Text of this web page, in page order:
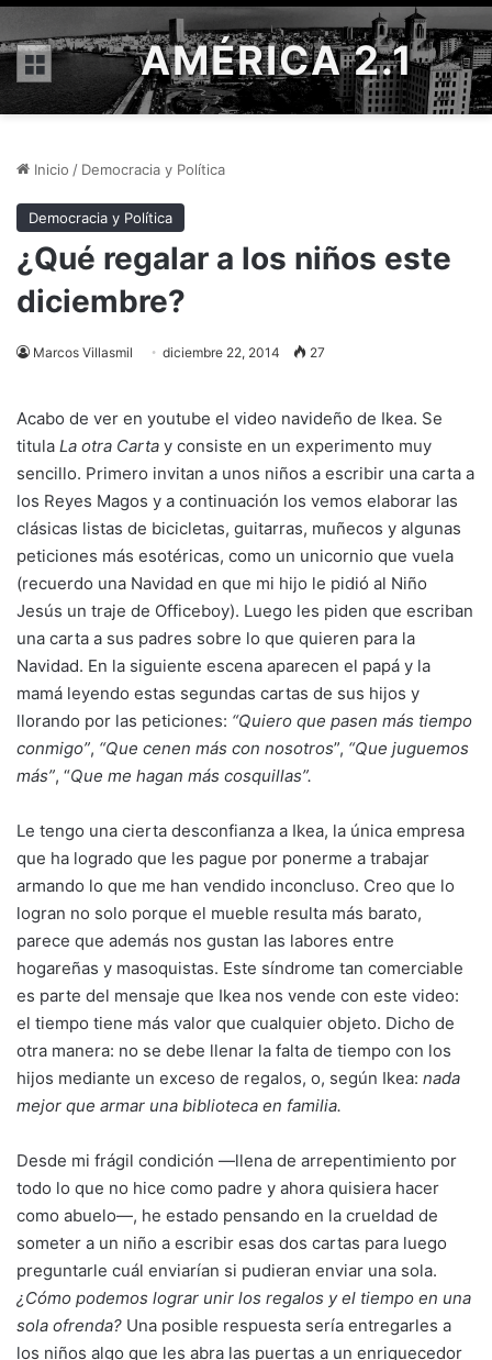
Menú AMÉRICA 2.1
Inicio / Democracia y Política
Democracia y Política
¿Qué regalar a los niños este
diciembre?
Marcos Villasmil diciembre 22, 2014 27
Acabo de ver en youtube el video navideño de Ikea. Se
titula La otra Carta y consiste en un experimento muy
sencillo. Primero invitan a unos niños a escribir una carta a
los Reyes Magos y a continuación los vemos elaborar las
clásicas listas de bicicletas, guitarras, muñecos y algunas
peticiones más esotéricas, como un unicornio que vuela
(recuerdo una Navidad en que mi hijo le pidió al Niño
Jesús un traje de Officeboy). Luego les piden que escriban
una carta a sus padres sobre lo que quieren para la
Navidad. En la siguiente escena aparecen el papá y la
mamá leyendo estas segundas cartas de sus hijos y
llorando por las peticiones: “Quiero que pasen más tiempo
conmigo”, “Que cenen más con nosotros”, “Que juguemos
más”, “Que me hagan más cosquillas”.
Le tengo una cierta desconfianza a Ikea, la única empresa
que ha logrado que les pague por ponerme a trabajar
armando lo que me han vendido inconcluso. Creo que lo
logran no solo porque el mueble resulta más barato,
parece que además nos gustan las labores entre
hogareñas y masoquistas. Este síndrome tan comerciable
es parte del mensaje que Ikea nos vende con este video:
el tiempo tiene más valor que cualquier objeto. Dicho de
otra manera: no se debe llenar la falta de tiempo con los
hijos mediante un exceso de regalos, o, según Ikea: nada
mejor que armar una biblioteca en familia.
Desde mi frágil condición —llena de arrepentimiento por
todo lo que no hice como padre y ahora quisiera hacer
como abuelo—, he estado pensando en la crueldad de
someter a un niño a escribir esas dos cartas para luego
preguntarle cuál enviarían si pudieran enviar una sola.
¿Cómo podemos lograr unir los regalos y el tiempo en una
sola ofrenda? Una posible respuesta sería entregarles a
los niños algo que les abra las puertas a un enriquecedor